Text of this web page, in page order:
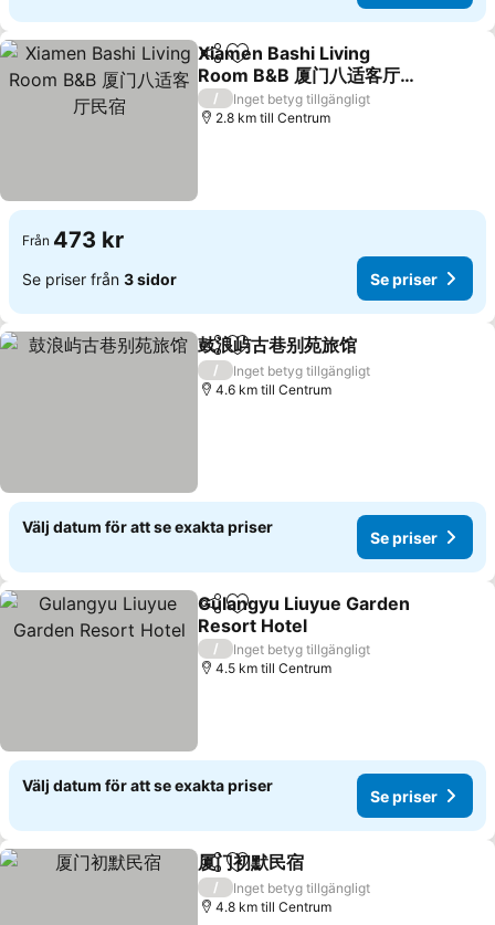
Dela Lägg till i Mina Favoriter
Xiamen Bashi Living
Room B&B 厦门八适客厅民
宿
Se priser
/
Inget betyg tillgängligt
2.8 km till Centrum
Från 473 kr
Se priser från 3 sidor Se priser
Dela Lägg till i Mina Favoriter
鼓浪屿古巷别苑旅馆
/
Inget betyg tillgängligt
4.6 km till Centrum
Välj datum för att se exakta priser
Se priser
Dela Lägg till i Mina Favoriter
Gulangyu Liuyue Garden
Resort Hotel
Se priser
/
Inget betyg tillgängligt
4.5 km till Centrum
Välj datum för att se exakta priser
Se priser
Dela Lägg till i Mina Favoriter
厦门初默民宿
/
Inget betyg tillgängligt
4.8 km till Centrum